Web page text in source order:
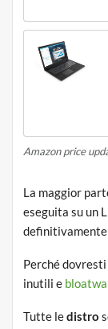
Amazon price
La maggior
eseguita su un
definitivamente
Perché
inutili e
Tutte ledistro